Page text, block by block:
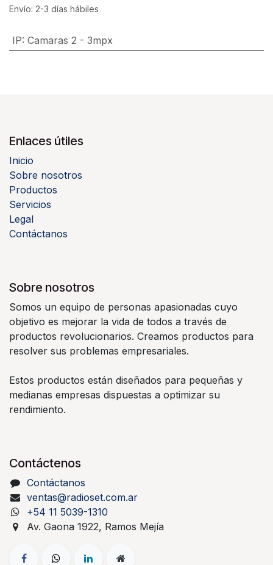
Envío: 2-3 días hábiles
IP: Camaras 2 - 3mpx
Enlaces útiles
Inicio
Sobre nosotros
Productos
Servicios
Legal
Contáctanos
Sobre nosotros
Somos un equipo de personas apasionadas cuyo
objetivo es mejorar la vida de todos a través de
productos revolucionarios. Creamos productos para
resolver sus problemas empresariales.
Estos productos están diseñados para pequeñas y
medianas empresas dispuestas a optimizar su
rendimiento.
Contáctenos
Contáctanos
ventas@radioset.com.ar
+54 11 5039-1310
Av. Gaona 1922, Ramos Mejía